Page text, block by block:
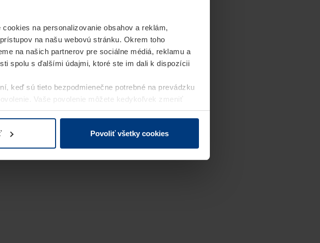
cookies na personalizovanie obsahov a reklám,
na našu webovú stránku. Okrem toho
na našich partnerov pre sociálne médiá, reklamu a
spolu s ďalšími údajmi, ktoré ste im dali k dispozícii
keď sú tieto bezpodmienečne potrebné na prevádzku
Vaše povolenie môžete kedykoľvek zmeniť
osobných údajovnašej webovej stránky.
Povoliť všetky cookies